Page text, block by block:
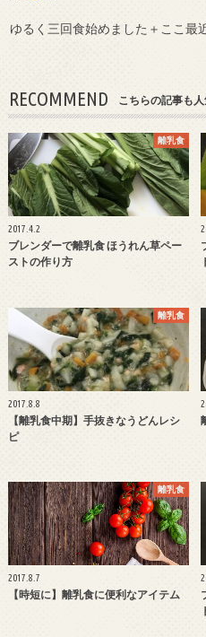
ゆるく三回食始めました＋ここ最
RECOMMEND こちらの記事も人
離乳食
2017.4.2
ブレンダーで離乳食 ほうれん草ペー
ストの作り方
離乳食
2017.8.8
【離乳食中期】手抜きなうどんレシ
ピ
離乳食
2017.8.7
【時短に】離乳食に便利なアイテム